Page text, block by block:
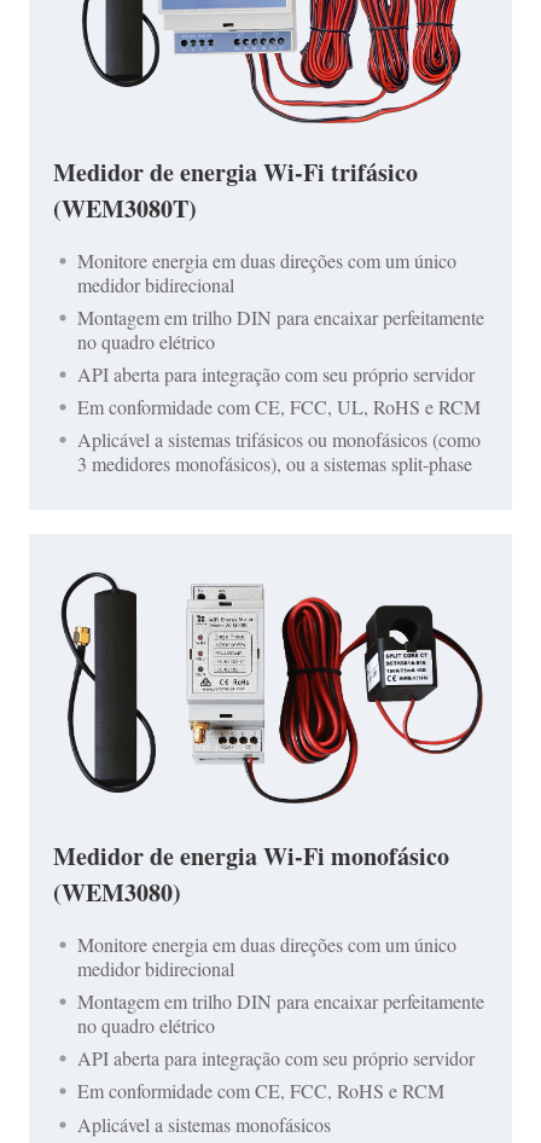
Medidor de energia Wi-Fi trifásico
(WEM3080T)
Monitore energia em duas direções com um único
medidor bidirecional
Montagem em trilho DIN para encaixar perfeitamente
no quadro elétrico
API aberta para integração com seu próprio servidor
Em conformidade com CE, FCC, UL, RoHS e RCM
Aplicável a sistemas trifásicos ou monofásicos (como
3 medidores monofásicos), ou a sistemas split-phase
Medidor de energia Wi-Fi monofásico
(WEM3080)
Monitore energia em duas direções com um único
medidor bidirecional
Montagem em trilho DIN para encaixar perfeitamente
no quadro elétrico
API aberta para integração com seu próprio servidor
Em conformidade com CE, FCC, RoHS e RCM
Aplicável a sistemas monofásicos